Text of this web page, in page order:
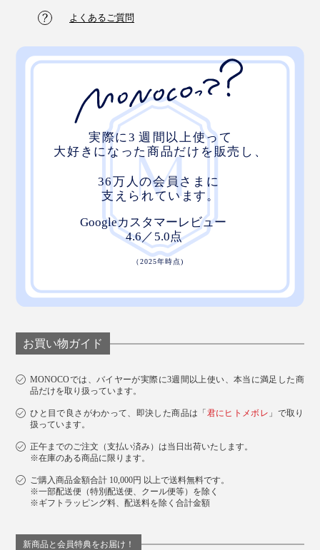
ても無償で交換できる「保証書」がついています。
磨き直しサービスもあり。詳細は保証書の二次元コードにあるメールアドレスで
モダンなブラックのBOX入り。お酒好きのあの人にプレ
よくあるご質問
お買い物ガイド
MONOCOでは、バイヤーが実際に3週間以上使い、本当に満足した商
品だけを取り扱っています。
ひと目で良さがわかって、即決した商品は「君にヒトメボレ 」で取り
扱っています。
正午までのご注文（支払い済み）は当日出荷いたします。
※在庫のある商品に限ります。
ご購入商品金額合計 10,000円 以上で送料無料です。
※一部配送便（特別配送便、クール便等）を除く
※ギフトラッピング料、配送料を除く合計金額
新商品と会員特典をお届け！